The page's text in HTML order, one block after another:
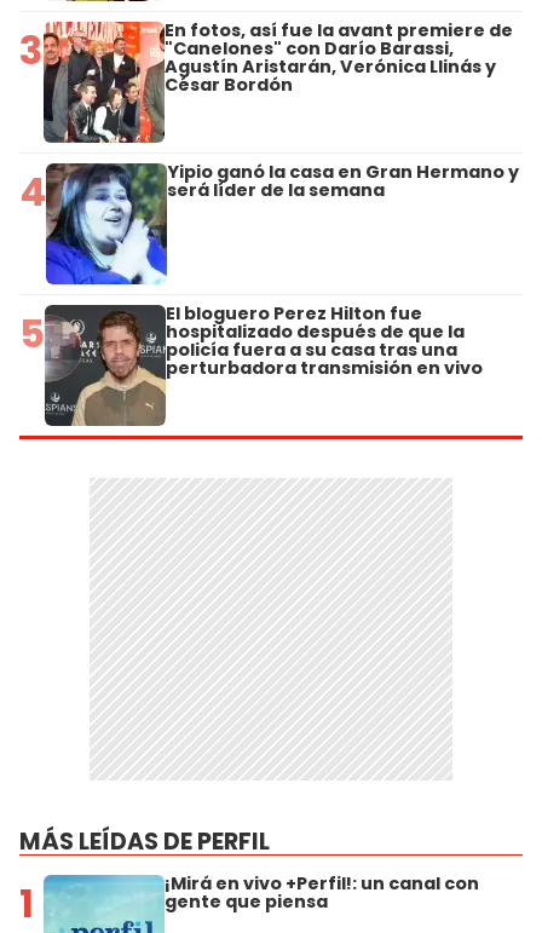
3 En fotos, así fue la avant premiere de
"Canelones" con Darío Barassi,
Agustín Aristarán, Verónica Llinás y
César Bordón
4 Yipio ganó la casa en Gran Hermano y
será líder de la semana
5 El bloguero Perez Hilton fue
hospitalizado después de que la
policía fuera a su casa tras una
perturbadora transmisión en vivo
MÁS LEÍDAS DE PERFIL
1 ¡Mirá en vivo +Perfil!: un canal con
gente que piensa